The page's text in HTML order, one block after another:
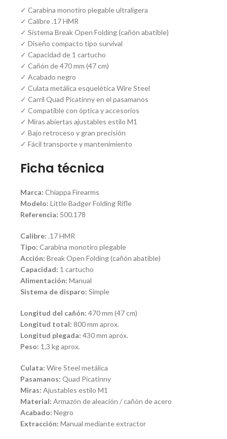
✓ Carabina monotiro plegable ultraligera
✓ Calibre .17 HMR
✓ Sistema Break Open Folding (cañón abatible)
✓ Diseño compacto tipo survival
✓ Capacidad de 1 cartucho
✓ Cañón de 470 mm (47 cm)
✓ Acabado negro
✓ Culata metálica esquelética Wire Steel
✓ Carril Quad Picatinny en el pasamanos
✓ Compatible con óptica y accesorios
✓ Miras abiertas ajustables estilo M1
✓ Bajo retroceso y gran precisión
✓ Fácil transporte y mantenimiento
Ficha técnica
Marca: Chiappa Firearms
Modelo: Little Badger Folding Rifle
Referencia: 500.178
Calibre: .17 HMR
Tipo: Carabina monotiro plegable
Acción: Break Open Folding (cañón abatible)
Capacidad: 1 cartucho
Alimentación: Manual
Sistema de disparo: Simple
Longitud del cañón: 470 mm (47 cm)
Longitud total: 800 mm aprox.
Longitud plegada: 430 mm aprox.
Peso: 1,3 kg aprox.
Culata: Wire Steel metálica
Pasamanos: Quad Picatinny
Miras: Ajustables estilo M1
Material: Armazón de aleación / cañón de acero
Acabado: Negro
Extracción: Manual mediante extractor